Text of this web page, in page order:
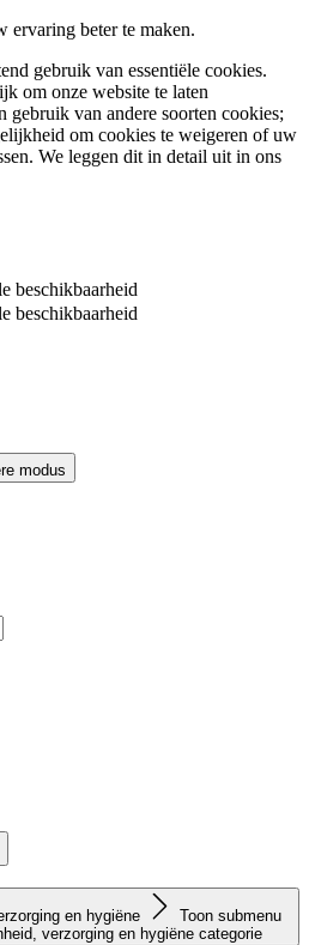
ervaring beter te maken.
gebruik van essentiële cookies.
om onze website te laten
gebruik van andere soorten cookies;
om cookies te weigeren of uw
We leggen dit in detail uit in ons
beschikbaarheid
beschikbaarheid
modus
en hygiëne
Toon submenu
verzorging en hygiëne categorie